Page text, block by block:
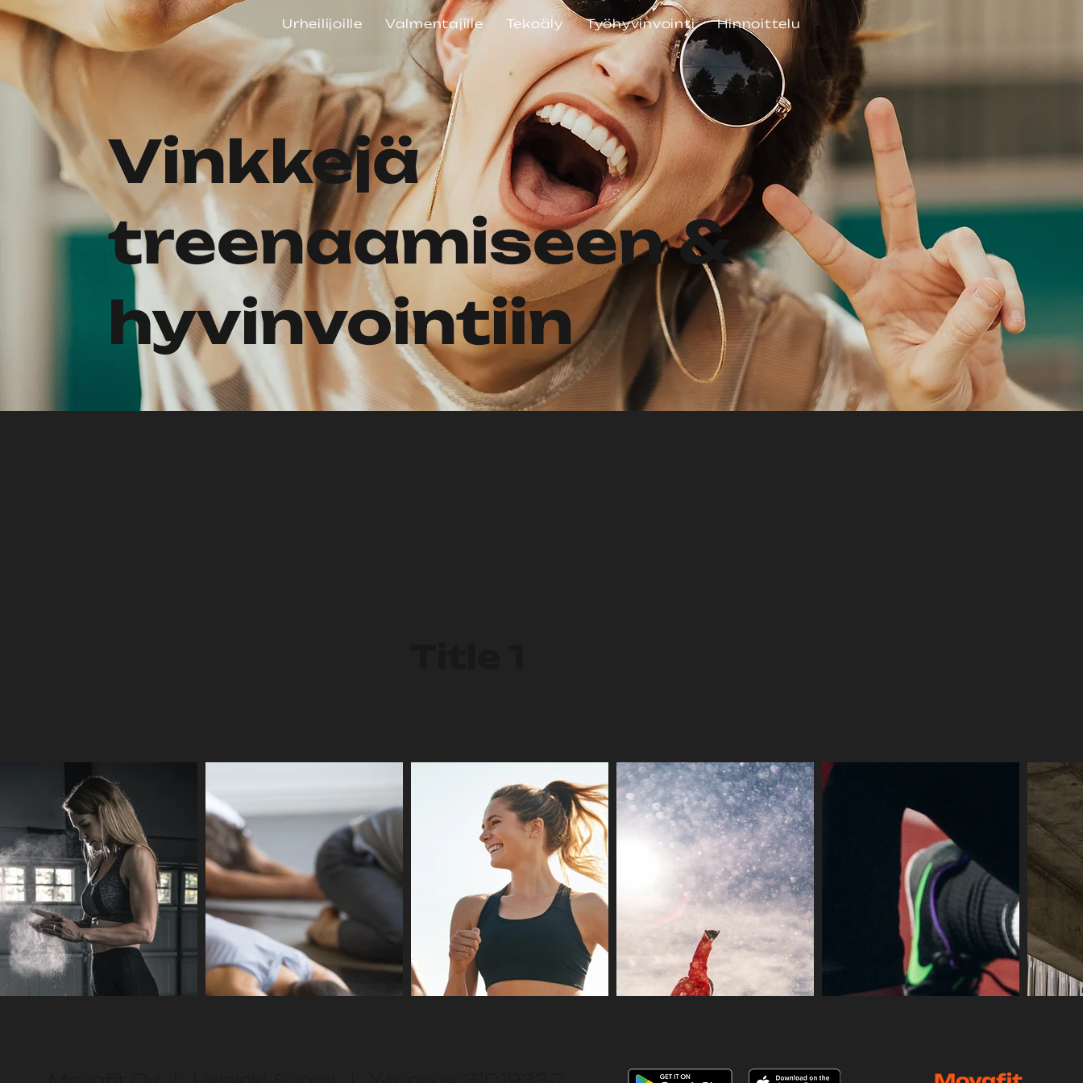
Urheilijoille Valmentajille Tekoäly Työhyvinvointi Hinnoittelu
Vinkkejä
treenaamiseen &
hyvinvointiin